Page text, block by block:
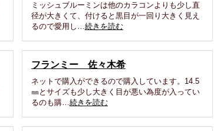
ミッシュブルーミンは他のカラコンよりも少し直
径が大きくて、付けると黒目が一回り大きく見え
るので愛用し…続きを読む
フランミー 佐々木希
ネットで購入ができるので購入しています。14.5
㎜とサイズも少し大きく目が悪い為度が入ってい
るのも購…続きを読む